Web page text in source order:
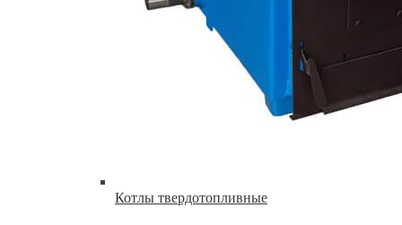
Котлы твердотопливные